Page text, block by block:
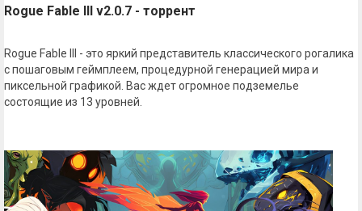
Rogue Fable III v2.0.7 - торрент
Rogue Fable III - это яркий представитель классического рогалика
с пошаговым геймплеем, процедурной генерацией мира и
пиксельной графикой. Вас ждет огромное подземелье
состоящие из 13 уровней.